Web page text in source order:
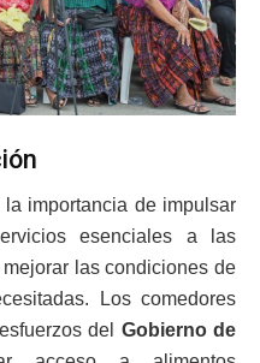
importancia de impulsar
esenciales a las
las condiciones de
Los comedores
del Gobierno de